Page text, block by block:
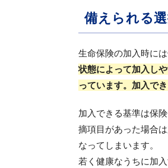
備えられる
生命保険の加入時に
状態によって加入し
っています。加入で
加入できる基準は保
摘項目があった場合
なってしまいます。
若く健康なうちに加